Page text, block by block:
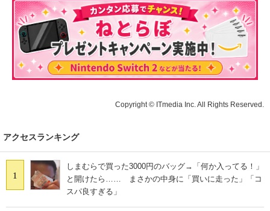
Copyright © ITmedia Inc. All Rights Reserved.
アクセスランキング
1
しまむらで買った3000円のバッグ→「何か入ってる！」
と開けたら…… まさかの中身に「買いに走った」「コ
スパ良すぎる」